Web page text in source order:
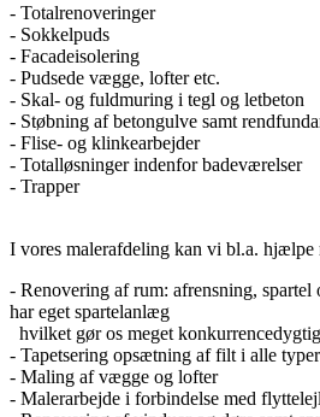
- Totalrenoveringer
- Sokkelpuds
- Facadeisolering
- Pudsede vægge, lofter etc.
- Skal- og fuldmuring i tegl og letbeton
- Støbning af betongulve samt
- Flise- og klinkearbejder
- Totalløsninger indenfor badeværelser
- Trapper
I vores malerafdeling kan vi bl.a. hjælpe
- Renovering af rum: afrensning,
har eget spartelanlæg
hvilket gør os meget
- Tapetsering opsætning af filt i alle typer
- Maling af vægge og lofter
- Malerarbejde i forbindelse med